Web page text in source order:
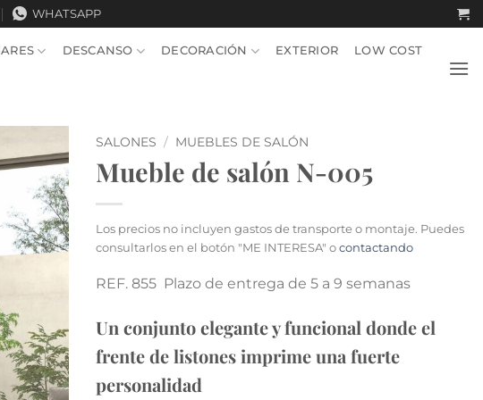
WHATSAPP
DESCANSO DECORACIÓN EXTERIOR LOW COST
SALONES / MUEBLES DE SALÓN
Mueble de salón N-005
Los precios no incluyen gastos de transporte o montaje. Puedes
consultarlos en el botón "ME INTERESA" ocontactando
REF. 855 Plazo de entrega de 5 a 9 semanas
Un conjunto elegante y funcional donde el
frente de listones imprime una fuerte
personalidad